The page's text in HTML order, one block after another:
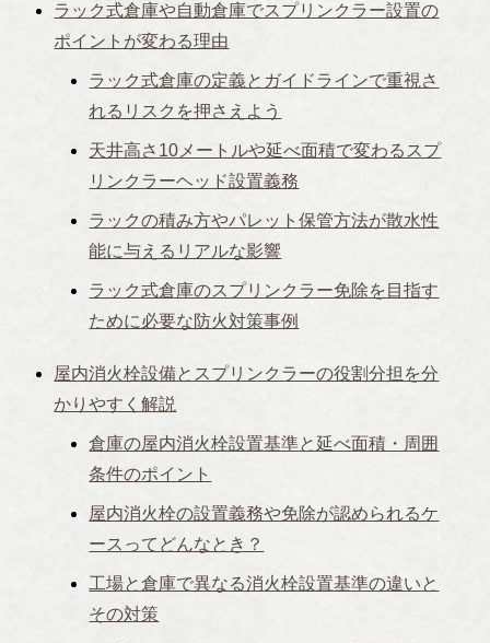
ラック式倉庫や自動倉庫でスプリンクラー設置の
ポイントが変わる理由
ラック式倉庫の定義とガイドラインで重視さ
れるリスクを押さえよう
天井高さ10メートルや延べ面積で変わるスプ
リンクラーヘッド設置義務
ラックの積み方やパレット保管方法が散水性
能に与えるリアルな影響
ラック式倉庫のスプリンクラー免除を目指す
ために必要な防火対策事例
屋内消火栓設備とスプリンクラーの役割分担を分
かりやすく解説
倉庫の屋内消火栓設置基準と延べ面積・周囲
条件のポイント
屋内消火栓の設置義務や免除が認められるケ
ースってどんなとき？
工場と倉庫で異なる消火栓設置基準の違いと
その対策